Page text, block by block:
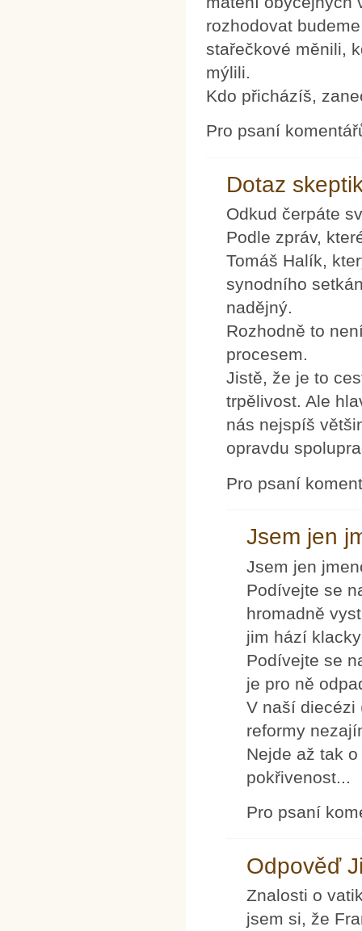
rozhodovat
stařečkové měnili,
mýlili.
Kdo přicházíš,
Pro psaní
Dotaz
Odkud čerpáte
Podle zpráv,
Tomáš Halík,
synodního
nadějný.
Rozhodně to
procesem.
Jistě, že je to
trpělivost. Ale
nás nejspíš
opravdu
Pro psaní
Jsem jen
Jsem jen
Podívejte se
hromadně
jim hází
Podívejte se
je pro ně
V naší diecézi
reformy
Nejde až tak
pokřivenost...
Pro psaní
Odpověď
Znalosti o
jsem si, že